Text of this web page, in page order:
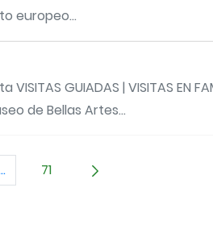
europeo...
GUIADAS | VISITAS EN
de Bellas Artes...
desplazarse.
Páginas intermedias Use TAB para
Página
71